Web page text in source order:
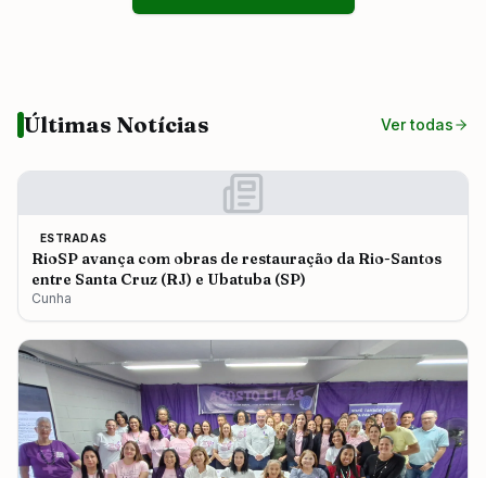
Últimas Notícias Ver todas
ESTRADAS
RioSP avança com obras de restauração da Rio-Santos
entre Santa Cruz (RJ) e Ubatuba (SP)
Cunha